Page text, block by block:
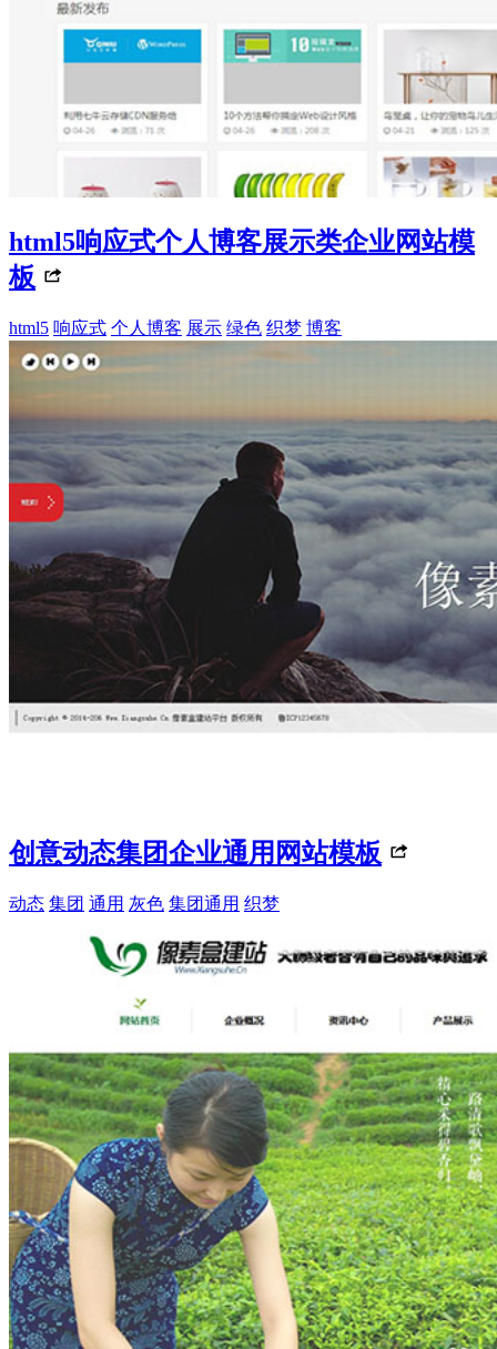
html5响应式个人博客展示类企业网站模
板
html5 响应式 个人博客 展示 绿色 织梦 博客
创意动态集团企业通用网站模板
动态 集团 通用 灰色 集团通用 织梦